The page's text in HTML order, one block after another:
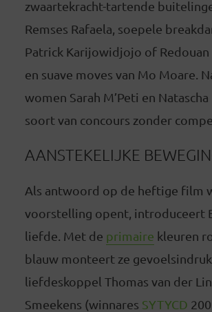
zwaartekracht-tartende
Remses Rafaela, soepele
Patrick Karijowidjojo of
en suave moves van Mo Moare.
women Sarah M’Peti en
soort van concours zonder
AANSTEKELIJKE
Als antwoord op de heftige film
voorstelling opent, introduceert
liefde. Met de primaire kleuren
blauw monteert ze
liefdeskoppel Thomas van der
Smeekens (winnares SYTYCD